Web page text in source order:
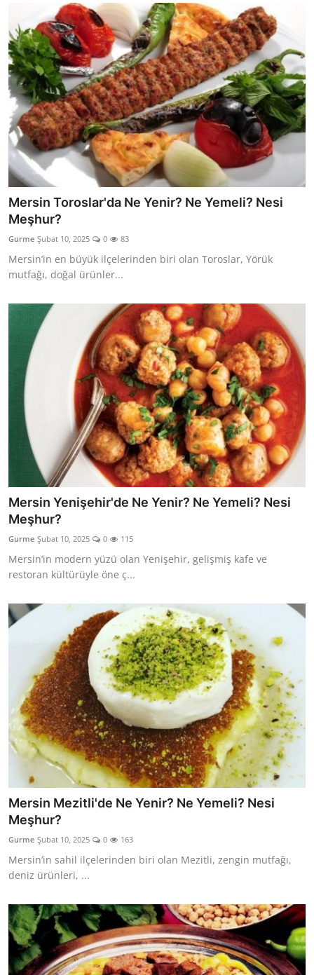
Mersin Toroslar'da Ne Yenir? Ne Yemeli? Nesi
Meşhur?
Gurme Şubat 10, 2025 0 83
Mersin’in en büyük ilçelerinden biri olan Toroslar, Yörük
mutfağı, doğal ürünler...
Mersin Yenişehir'de Ne Yenir? Ne Yemeli? Nesi
Meşhur?
Gurme Şubat 10, 2025 0 115
Mersin’in modern yüzü olan Yenişehir, gelişmiş kafe ve
restoran kültürüyle öne ç...
Mersin Mezitli'de Ne Yenir? Ne Yemeli? Nesi
Meşhur?
Gurme Şubat 10, 2025 0 163
Mersin’in sahil ilçelerinden biri olan Mezitli, zengin mutfağı,
deniz ürünleri, ...